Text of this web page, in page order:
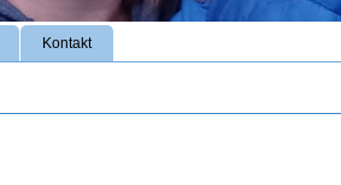
Kontakt